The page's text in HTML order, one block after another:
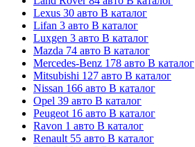
Lexus 30 авто В каталог
Lifan 3 авто В каталог
Luxgen 3 авто В каталог
Mazda 74 авто В каталог
Mercedes-Benz 178 авто В каталог
Mitsubishi 127 авто В каталог
Nissan 166 авто В каталог
Opel 39 авто В каталог
Peugeot 16 авто В каталог
Ravon 1 авто В каталог
Renault 55 авто В каталог